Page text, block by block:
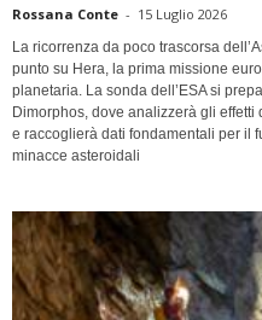
Rossana Conte - 15 Luglio 2026
La ricorrenza da poco trascorsa
punto su Hera, la prima missione
planetaria. La sonda dell’ESA si
Dimorphos, dove analizzerà gli effetti
e raccoglierà dati fondamentali per il
minacce asteroidali